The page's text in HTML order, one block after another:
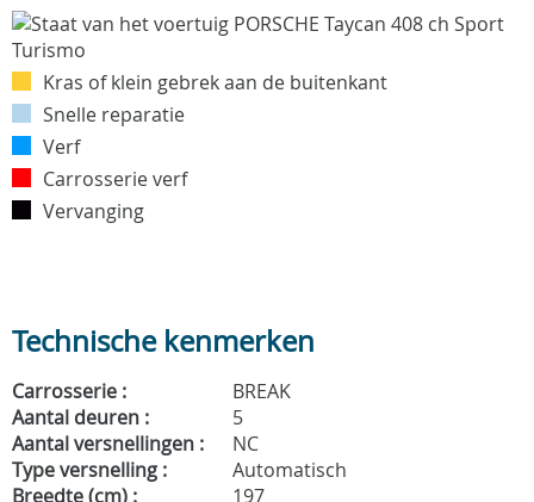
Kras of klein gebrek aan de buitenkant
Snelle reparatie
Verf
Carrosserie verf
Vervanging
Technische kenmerken
Carrosserie :
BREAK
Aantal deuren :
5
Aantal versnellingen :
NC
Type versnelling :
Automatisch
Breedte (cm) :
197